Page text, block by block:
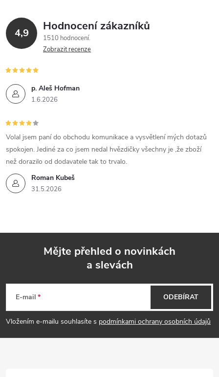
4,9 Hodnocení zákazníků
1510 hodnocení
Zobrazit recenze
p. Aleš Hofman
1.6.2026
Roman Kubeš
31.5.2026
Volal jsem paní do obchodu komunikace a vysvětlení mých dotazů
spokojen. Jediné za co jsem nedal hvězdičky všechny je ,že zboží
než dorazilo od dodavatele tak to trvalo.
p
a
Mějte přehled o novinkách
a slevách
E-mail
Vložením e-mailu souhlasíte s podmínkami ochrany osobních údajů
ODEBÍRAT